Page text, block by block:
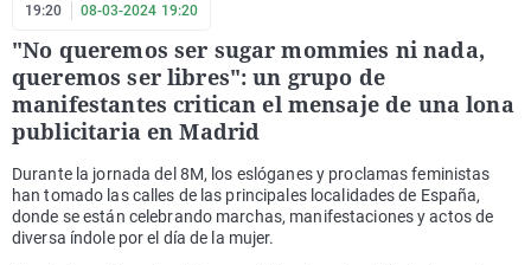
19:20 08-03-2024 19:20
"No queremos ser sugar mommies ni nada,
queremos ser libres": un grupo de
manifestantes critican el mensaje de una lona
publicitaria en Madrid
Durante la jornada del 8M, los eslóganes y proclamas feministas
han tomado las calles de las principales localidades de España,
donde se están celebrando marchas, manifestaciones y actos de
diversa índole por el día de la mujer.